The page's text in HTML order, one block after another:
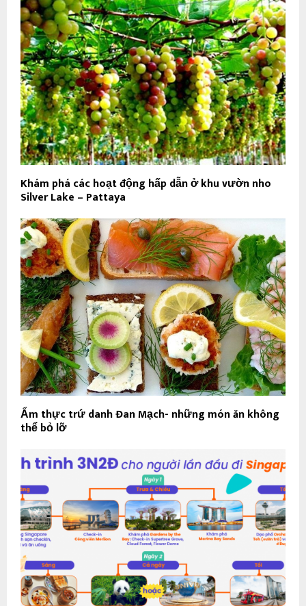
Khám phá các hoạt động hấp dẫn ở khu vườn nho
Silver Lake – Pattaya
Ẩm thực trứ danh Đan Mạch- những món ăn không
thể bỏ lỡ